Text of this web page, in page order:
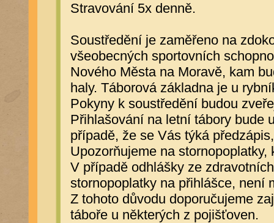
Stravování 5x denně.
Soustředění je zaměřeno na
všeobecných sportovních
Nového Města na Moravě, kam
haly. Táborová základna je u
Pokyny k soustředění budou
Přihlašování na letní tábory bude
případě, že se Vás týká
Upozorňujeme na
V případě odhlášky ze
stornopoplatky na přihlášce, není
Z tohoto důvodu doporučujeme
táboře u některých z pojišťoven.